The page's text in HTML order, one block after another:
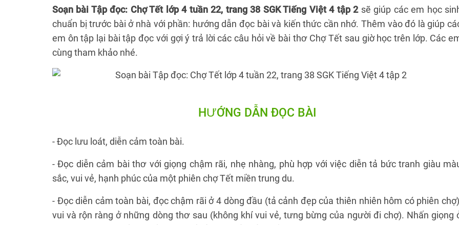
Soạn bài Tập đọc: Chợ Tết lớp 4 tuần 22, trang 38 SGK Tiếng Việt 4 tập 2sẽ giúp các em học
chuẩn bị trước bài ở nhà với phần: hướng dẫn đọc bài và kiến thức cần nhớ. Thêm vào đó là giúp
em ôn tập lại bài tập đọc với gợi ý trả lời các câu hỏi về bài thơ Chợ Tết sau giờ học trên lớp. Các
cùng tham khảo nhé.
HƯỚNG DẪN ĐỌC BÀI
- Đọc lưu loát, diễn cảm toàn bài.
- Đọc diễn cảm bài thơ với giọng chậm rãi, nhẹ nhàng, phù hợp với việc diễn tả bức tranh giàu
sắc, vui vẻ, hạnh phúc của một phiên chợ Tết miền trung du.
- Đọc diễn cảm toàn bài, đọc chậm rãi ở 4 dòng đầu (tả cảnh đẹp của thiên nhiên hôm có phiên
vui và rộn ràng ở những dòng thơ sau (không khí vui vẻ, tưng bừng của người đi chợ). Nhấn giọng